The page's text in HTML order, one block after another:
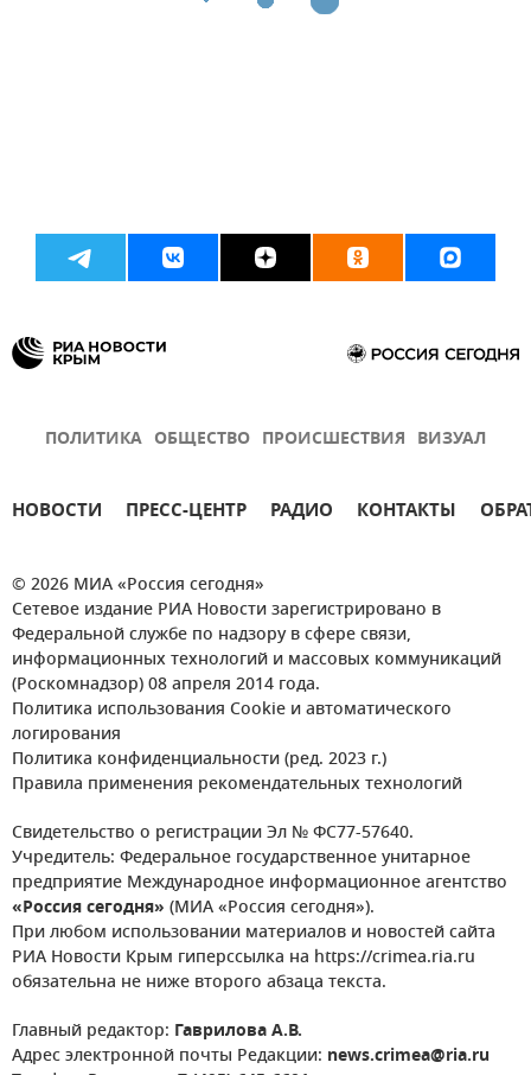
ПОЛИТИКА ОБЩЕСТВО ПРОИСШЕСТВИЯ ВИЗУАЛ
НОВОСТИ ПРЕСС-ЦЕНТР РАДИО КОНТАКТЫ
© 2026 МИА «Россия сегодня»
Сетевое издание РИА Новости зарегистрировано в
Федеральной службе по надзору в сфере связи,
информационных технологий и массовых коммуникаций
(Роскомнадзор) 08 апреля 2014 года.
Политика использования Cookie и автоматического
логирования
Политика конфиденциальности (ред. 2023 г.)
Правила применения рекомендательных технологий
Свидетельство о регистрации Эл № ФС77-57640.
Учредитель: Федеральное государственное унитарное
предприятие Международное информационное агентство
«Россия сегодня» (МИА «Россия сегодня»).
При любом использовании материалов и новостей сайта
РИА Новости Крым гиперссылка на https://crimea.ria.ru
обязательна не ниже второго абзаца текста.
Главный редактор: Гаврилова А.В.
Адрес электронной почты Редакции: news.crimea@ria.ru